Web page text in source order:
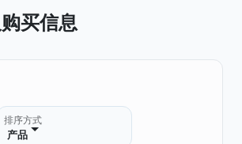
买信息
排序方式
产品